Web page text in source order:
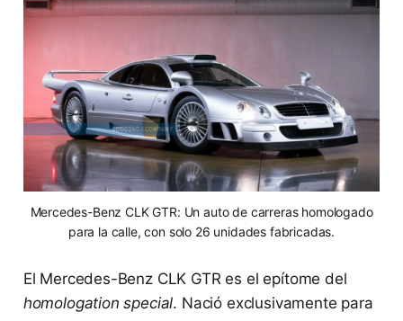
Mercedes-Benz CLK GTR: Un auto de carreras homologado
para la calle, con solo 26 unidades fabricadas.
El Mercedes-Benz CLK GTR es el epítome del
homologation special. Nació exclusivamente para